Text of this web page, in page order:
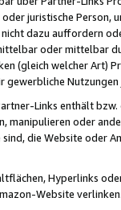
juristische
dazu auffordern
oder mittelbar
(gleich welcher Art)
Links enthält
manipulieren oder
die Website oder
Hyperlinks
Website